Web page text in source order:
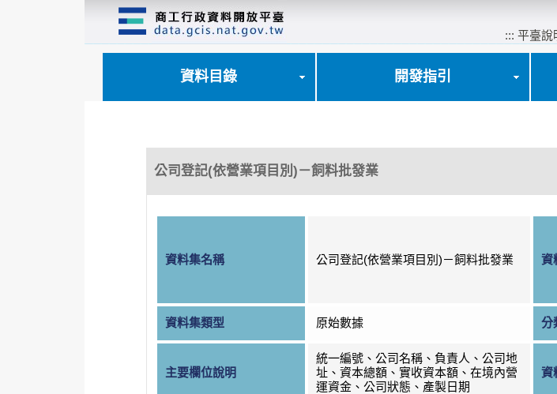
::: 平臺說
資料目錄 開發指引
公司登記(依營業項目別)－飼料批發業
資料集名稱 公司登記(依營業項目別)－飼料批發業 資
資料集類型 原始數據 分
主要欄位說明
統一編號、公司名稱、負責人、公司地
址、資本總額、實收資本額、在境內營
運資金、公司狀態、產製日期
資